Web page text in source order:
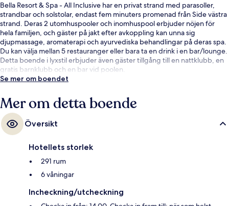
Bella Resort & Spa - All Inclusive har en privat strand med parasoller,
strandbar och solstolar, endast fem minuters promenad från Side västra
strand. Deras 2 utomhuspooler och inomhuspool erbjuder nöjen för
hela familjen, och gäster på jakt efter avkoppling kan unna sig
djupmassage, aromaterapi och ayurvediska behandlingar på deras spa.
Du kan välja mellan 5 restauranger eller bara ta en drink i en bar/lounge.
Detta boende i lyxstil erbjuder även gäster tillgång till en nattklubb, en
gratis barnklubb och en bar vid poolen.
Se mer om boendet
Mer om detta boende
Översikt
Hotellets storlek
291 rum
6 våningar
Incheckning/utcheckning